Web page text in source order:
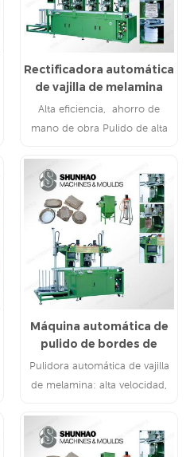
Rectificadora automática
de vajilla de melamina
Alta eficiencia, ahorro de
mano de obra Pulido de alta
Máquina automática de
pulido de bordes de
vajilla de melamina
Pulidora automática de vajilla
de melamina: alta velocidad,